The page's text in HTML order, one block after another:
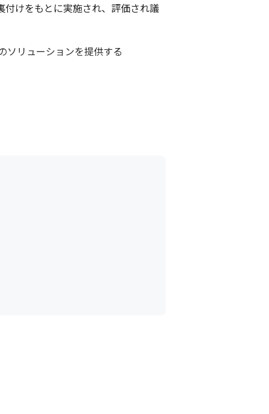
けをもとに実施され、評価され議
ソリューションを提供する
案し続ける